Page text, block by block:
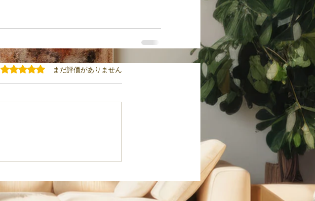
5つ星のうち0と評価されています。
まだ評価がありません